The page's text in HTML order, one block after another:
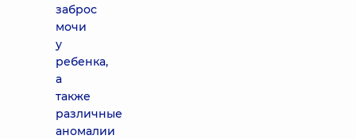
заброс
мочи
у
ребенка,
а
также
различные
аномалии